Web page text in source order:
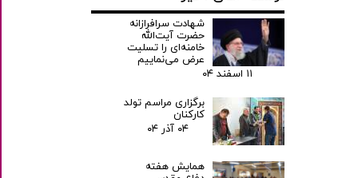
شهادت سرافرازانه
حضرت آیت‌الله
خامنه‌ای را تسلیت
عرض می‌نماییم
۱۱ اسفند ۰۴
برگزاری مراسم تولد
کارکنان
۰۴ آذر ۰۴
همایش هفته